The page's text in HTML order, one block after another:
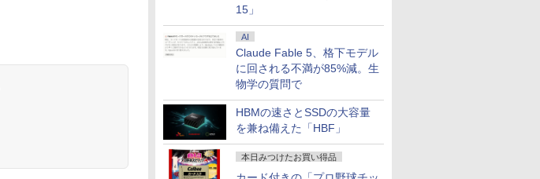
15」
AI
Claude Fable 5、格下モデル
に回される不満が85%減。生
物学の質問で
HBMの速さとSSDの大容量
を兼ね備えた「HBF」
本日みつけたお買い得品